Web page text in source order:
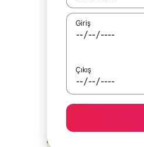
Giriş
Çıkış